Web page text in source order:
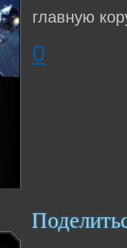
главную
0